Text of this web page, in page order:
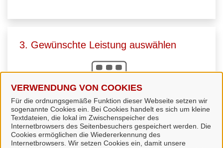
VERWENDUNG VON COOKIES
Für die ordnungsgemäße Funktion dieser Webseite setzen wir
sogenannte Cookies ein. Bei Cookies handelt es sich um kleine
Textdateien, die lokal im Zwischenspeicher des
Internetbrowsers des Seitenbesuchers gespeichert werden. Die
Cookies ermöglichen die Wiedererkennung des
Internetbrowsers. Wir setzen Cookies ein, damit unsere
3. Gewünschte Leistung auswählen
Siewählen die passende Leistung aus. Viele
Leistungen können Sie direkt online starten und uns
zur Bearbeitung übermitteln.